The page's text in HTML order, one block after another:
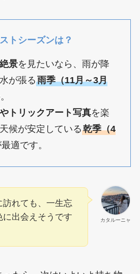
トシーズンは？
景を見たいなら、雨が降
が張る雨季（11月～3月
トリックアート写真を楽
候が安定している乾季（4
適です。
カタルーニャ
訪れても、一生忘
出会えそうです